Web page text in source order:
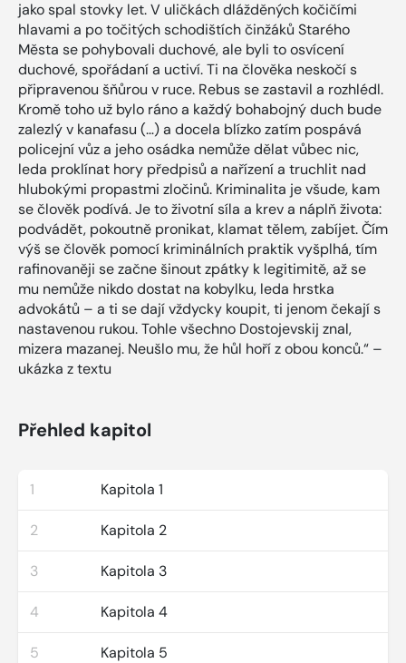
jako spal stovky let. V uličkách dlážděných kočičími
hlavami a po točitých schodištích činžáků Starého
Města se pohybovali duchové, ale byli to osvícení
duchové, spořádaní a uctiví. Ti na člověka neskočí s
připravenou šňůrou v ruce. Rebus se zastavil a rozhlédl.
Kromě toho už bylo ráno a každý bohabojný duch bude
zalezlý v kanafasu (…) a docela blízko zatím pospává
policejní vůz a jeho osádka nemůže dělat vůbec nic,
leda proklínat hory předpisů a nařízení a truchlit nad
hlubokými propastmi zločinů. Kriminalita je všude, kam
se člověk podívá. Je to životní síla a krev a náplň života:
podvádět, pokoutně pronikat, klamat tělem, zabíjet. Čím
výš se člověk pomocí kriminálních praktik vyšplhá, tím
rafinovaněji se začne šinout zpátky k legitimitě, až se
mu nemůže nikdo dostat na kobylku, leda hrstka
advokátů – a ti se dají vždycky koupit, ti jenom čekají s
nastavenou rukou. Tohle všechno Dostojevskij znal,
mizera mazanej. Neušlo mu, že hůl hoří z obou konců.“ –
ukázka z textu
Přehled kapitol
1 Kapitola 1
2 Kapitola 2
3 Kapitola 3
4 Kapitola 4
5 Kapitola 5